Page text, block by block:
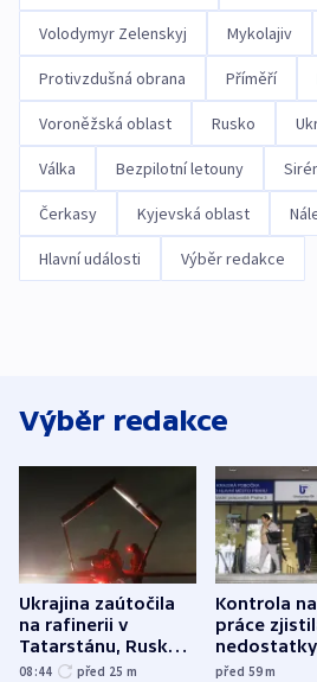
Volodymyr Zelenskyj Mykolajiv
Protivzdušná obrana Příměří
Voroněžská oblast Rusko
Válka Bezpilotní letouny
Čerkasy Kyjevská oblast
Hlavní události Výběr redakce
Výběr redakce
Ukrajina zaútočila
na rafinerii v
Tatarstánu, Rusko
udeřilo na Sumy a
08:44 před 25 m
Kontrola
práce
účetnictví
před 59m